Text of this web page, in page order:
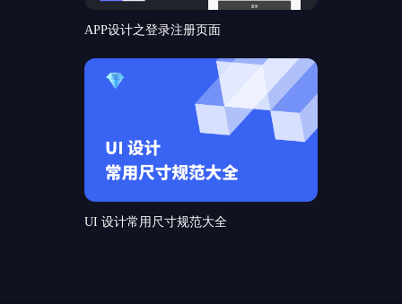
APP设计之登录注册页面
UI 设计常用尺寸规范大全